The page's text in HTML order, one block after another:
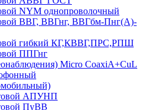
NYM однопроволочный
ВВГ, ВВГнг, ВВГбм-Пнг(А)-
гибкий КГ,КВВГ,ПРС,РПШ
ППГнг
Micro CoaxiA+CuL
АПУНП
ПуВВ